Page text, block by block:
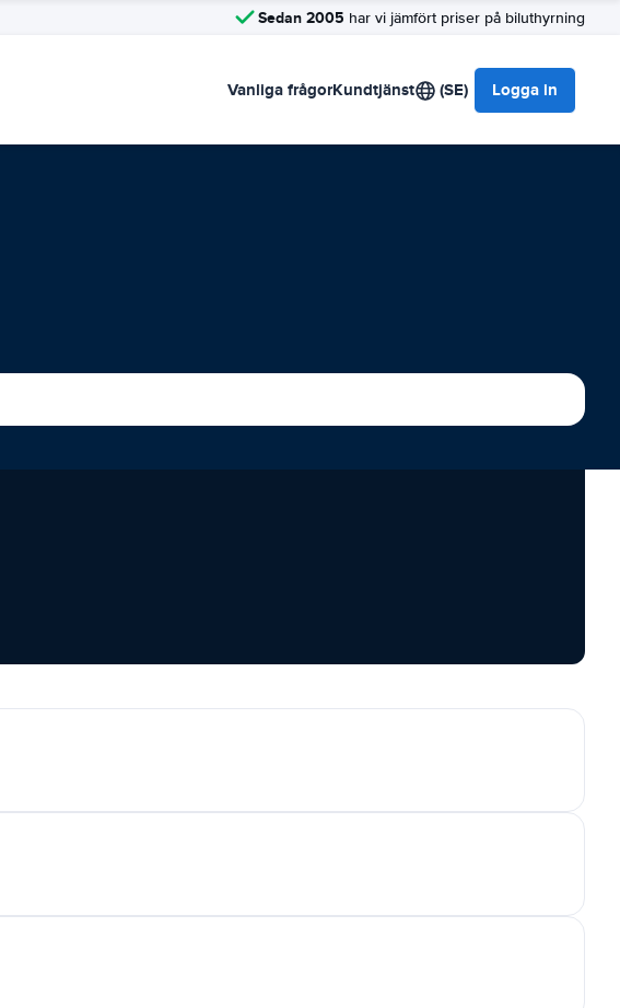
Sedan 2005 har vi jämfört priser på biluthyrning
Vanliga frågorKundtjänst (SE) Logga in